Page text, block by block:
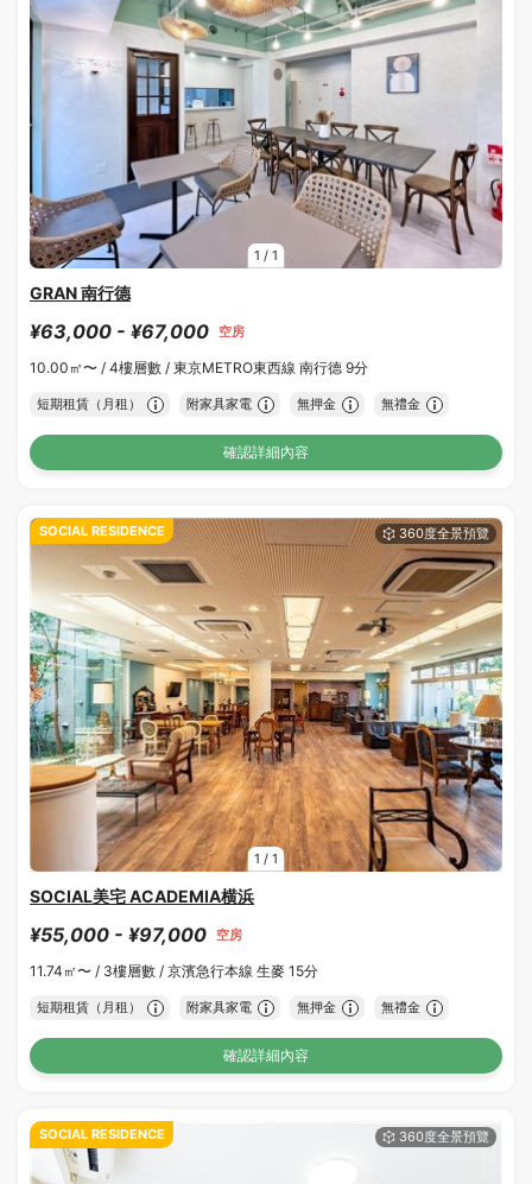
1 / 1
GRAN 南行德
¥63,000 - ¥67,000 空房
10.00㎡〜 / 4樓層數 / 東京METRO東西線 南行德 9分
短期租賃（月租） 附家具家電 無押金 無禮金
確認詳細內容
1 / 1
SOCIAL RESIDENCE
SOCIAL美宅 ACADEMIA横浜
¥55,000 - ¥97,000 空房
11.74㎡〜 / 3樓層數 / 京濱急行本線 生麥 15分
短期租賃（月租） 附家具家電 無押金 無禮金
確認詳細內容
SOCIAL RESIDENCE